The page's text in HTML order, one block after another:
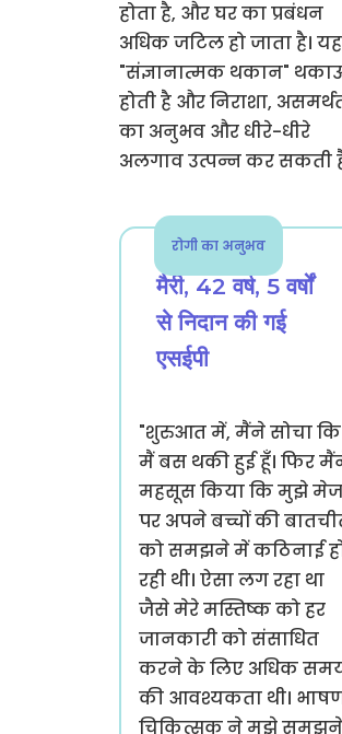
होता है, और घर का प्रबंधन
अधिक जटिल हो जाता है। यह
"संज्ञानात्मक थकान"
होती है और निराशा,
का अनुभव और धीरे-धीरे
अलगाव उत्पन्न कर सकती
रोगी का अनुभव
मैरी, 42 वर्ष, 5 वर्षों
से निदान की गई
एसईपी
"शुरुआत में, मैंने सोचा कि
मैं बस थकी हुई हूँ। फिर
महसूस किया कि मुझे मेज
पर अपने बच्चों की
को समझने में कठिनाई
रही थी। ऐसा लग रहा था
जैसे मेरे मस्तिष्क को हर
जानकारी को संसाधित
करने के लिए अधिक
की आवश्यकता थी।
चिकित्सक ने मुझे समझने